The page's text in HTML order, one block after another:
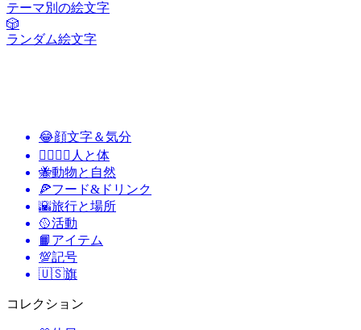
テーマ別の絵文字
🎲
ランダム絵文字
😂顔文字＆気分
👩‍❤️‍💋‍👨 人と体
🐝動物と自然
🍕フード&ドリンク
🌇旅行と場所
🥎活動
📙 アイテム
💯記号
🇺🇸旗
コレクション